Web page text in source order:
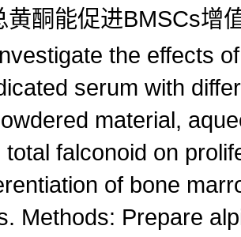
黄酮能促进BMSCs增
the effects
serum with
material,
total falconoid on
of bone
Methods: Prepare